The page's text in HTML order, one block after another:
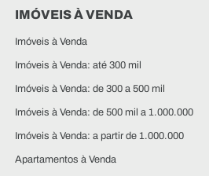
IMÓVEIS À VENDA
Imóveis à Venda
Imóveis à Venda: até 300 mil
Imóveis à Venda: de 300 a 500 mil
Imóveis à Venda: de 500 mil a 1.000.000
Imóveis à Venda: a partir de 1.000.000
Apartamentos à Venda